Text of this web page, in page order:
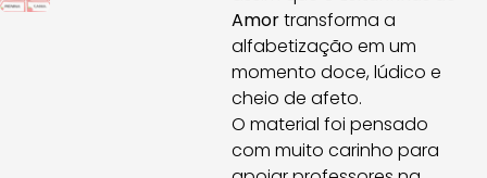
Amortransforma a
alfabetização em um
momento doce, lúdico e
cheio de afeto.
O material foi pensado
com muito carinho para